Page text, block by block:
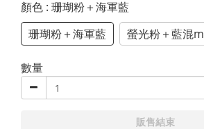
顏色 : 珊瑚粉＋海軍藍
珊瑚粉＋海軍藍
螢光粉＋藍混
數量
販售結束